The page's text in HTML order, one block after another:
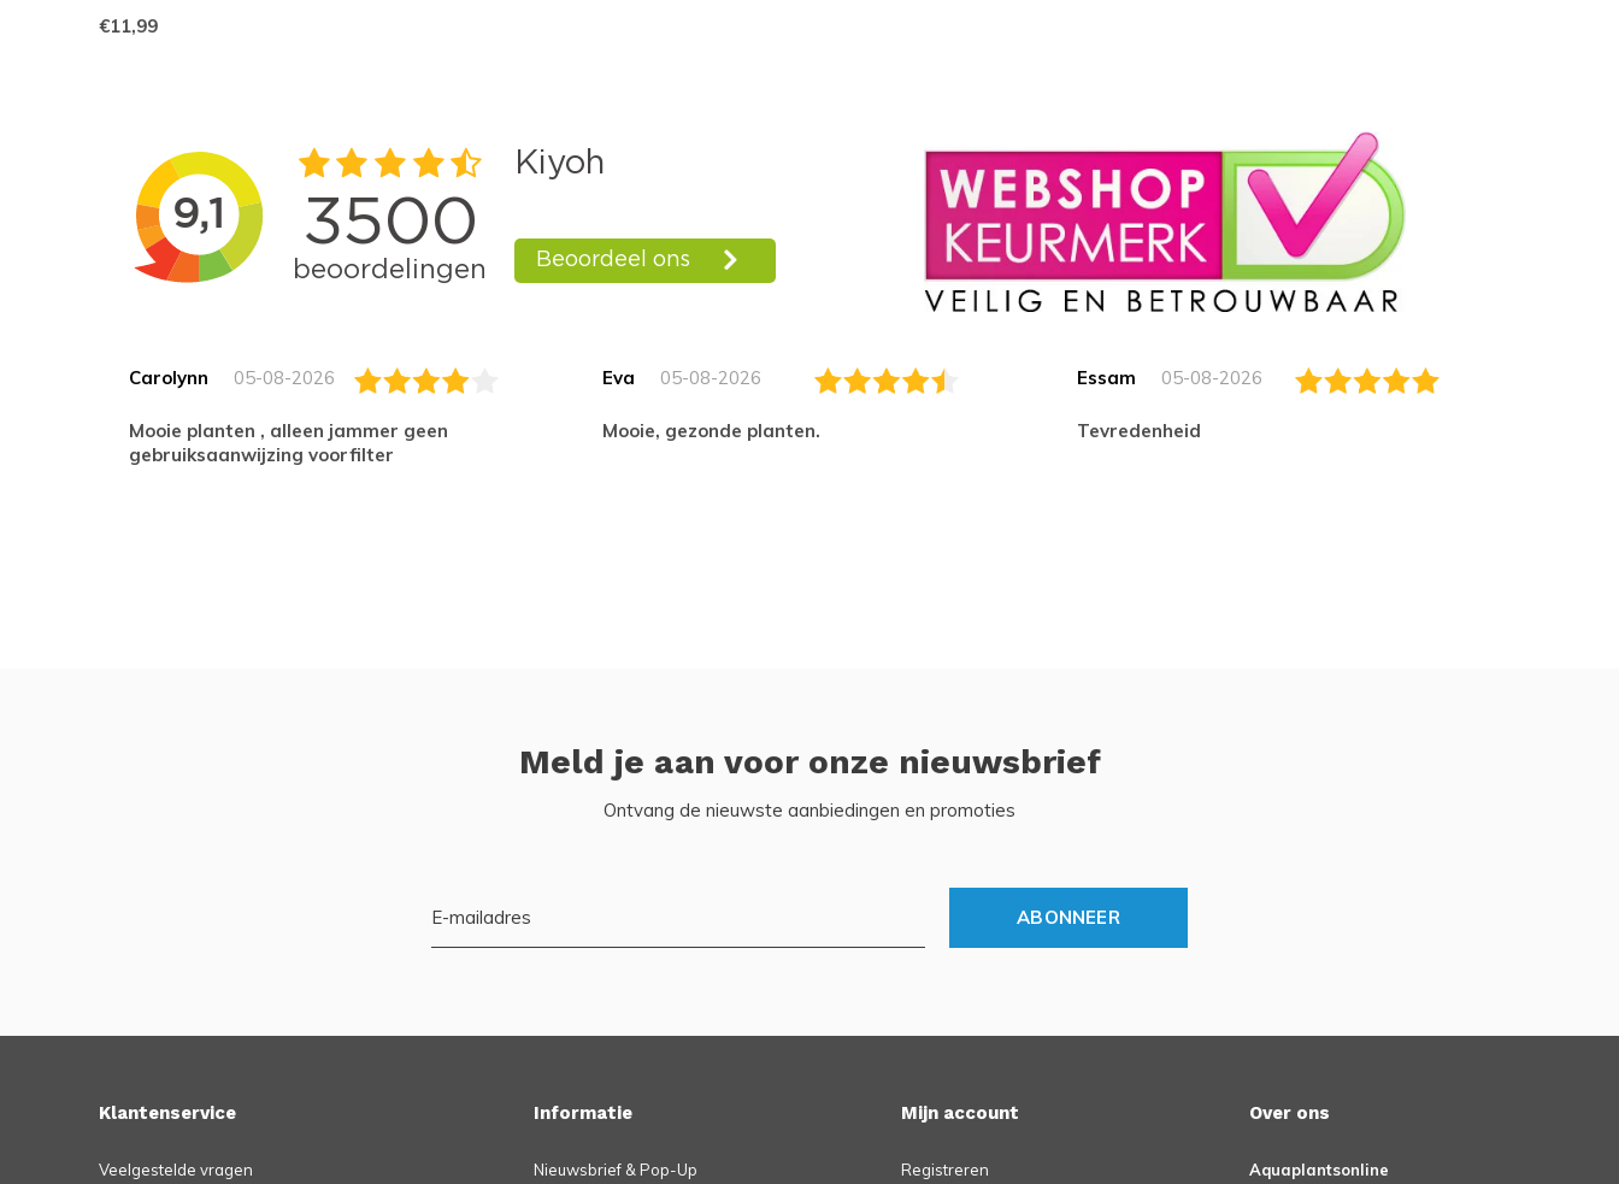
€11,99
Carolynn 05-08-2026
Mooie planten , alleen jammer geen
gebruiksaanwijzing voorfilter
Eva 05-08-2026
Mooie, gezonde planten.
Essam 05-08-2026
tevredenheid
Meld je aan voor onze nieuwsbrief
Ontvang de nieuwste aanbiedingen en promoties
ABONNEER
Klantenservice
Veelgestelde vragen
Informatie
Nieuwsbrief & Pop-Up
Mijn account
Registreren
Over ons
Aquaplantsonline